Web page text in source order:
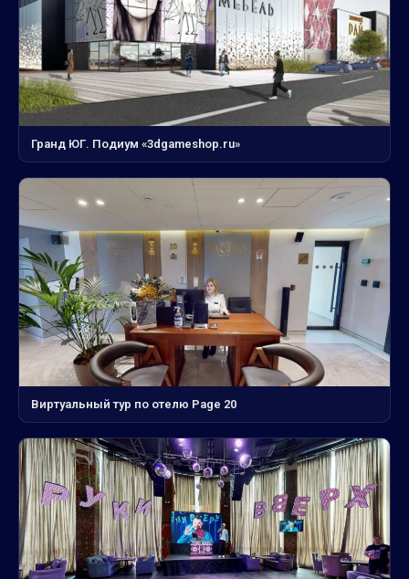
Гранд ЮГ. Подиум «3dgameshop.ru»
Виртуальный тур по отелю Page 20